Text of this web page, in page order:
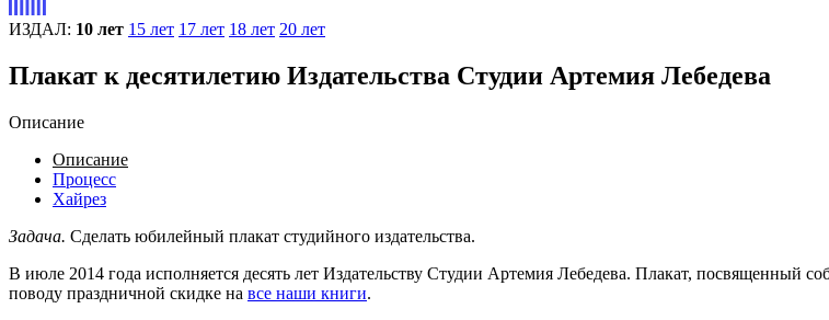
ИЗДАЛ: 10 лет 15 лет 17 лет 18 лет 20 лет
Плакат к десятилетию Издательства Студии Артемия Лебедева
Описание
Описание
Процесс
Хайрез
Задача. Сделать юбилейный плакат студийного издательства.
В июле 2014 года исполняется десять лет Издательству Студии Артемия Лебедева. Плакат, посвященный
поводу праздничной скидке на все наши книги.